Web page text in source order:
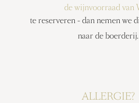
de wijnvoorraad van
te reserveren - dan nemen we
naar de boerderij.
ALLERGIE?